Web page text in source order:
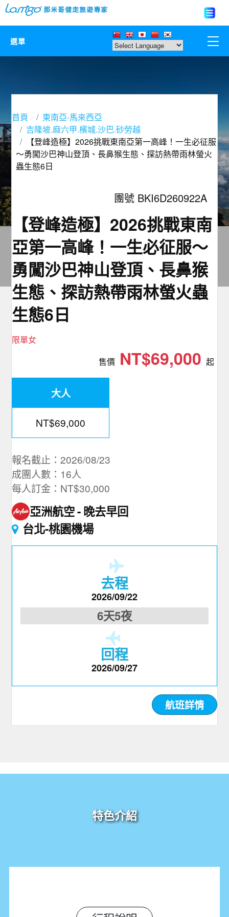
選單
中國
日本
亞洲韓國
台灣
夯講座
自由行
首頁
東南亞-馬來西亞
吉隆坡.麻六甲.檳城.沙巴.砂勞越
【登峰造極】2026挑戰東南亞第一高峰！一生必征服
～勇闖沙巴神山登頂、長鼻猴生態、探訪熱帶雨林螢火
蟲生態6日
團號 BKI6D260922A
【登峰造極】2026挑戰東南
亞第一高峰！一生必征服～
勇闖沙巴神山登頂、長鼻猴
生態、探訪熱帶雨林螢火蟲
生態6日
限單女
售價NT$69,000 起
大人
NT$69,000
報名截止：2026/08/23
成團人數：16人
每人訂金：NT$30,000
亞洲航空 晚去早回
台北-桃園機場
去程
2026/09/22
6天5夜
回程
2026/09/27
航班詳情
特色介紹